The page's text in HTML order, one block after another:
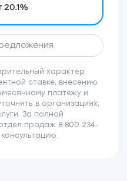
20.1%
характер.
ставке, внесению
платежу и
в организациях,
За полной
продаж 8 800 234-